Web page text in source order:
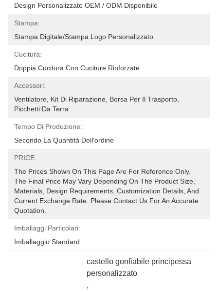
Design Personalizzato OEM / ODM Disponibile
Stampa:
Stampa Digitale/Stampa Logo Personalizzato
Cucitura:
Doppia Cucitura Con Cuciture Rinforzate
Accessori:
Ventilatore, Kit Di Riparazione, Borsa Per Il Trasporto,
Picchetti Da Terra
Tempo Di Produzione:
Secondo La Quantità Dell'ordine
PRICE:
The Prices Shown On This Page Are For Reference Only.
The Final Price May Vary Depending On The Product Size,
Materials, Design Requirements, Customization Details, And
Current Exchange Rate. Please Contact Us For An Accurate
Quotation.
Imballaggi Particolari:
Imballaggio Standard
castello gonfiabile principessa
personalizzato
,